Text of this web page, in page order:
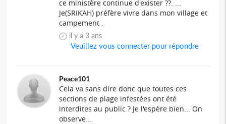
ce ministère continue d'exister ??. ...
Je(SRIKAH) préfère vivre dans mon village et
campement .
il y a 3 ans
Veuillez vous connecter pour répondre
Peace101
Cela va sans dire donc que toutes ces
sections de plage infestées ont été
interdites au public ? Je l'espère bien... On
observe...